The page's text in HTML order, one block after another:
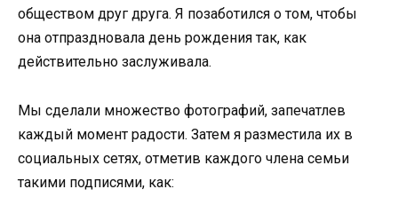
обществом друг друга. Я позаботился о том, чтобы
она отпраздновала день рождения так, как
действительно заслуживала.
Мы сделали множество фотографий, запечатлев
каждый момент радости. Затем я разместила их в
социальных сетях, отметив каждого члена семьи
такими подписями, как: